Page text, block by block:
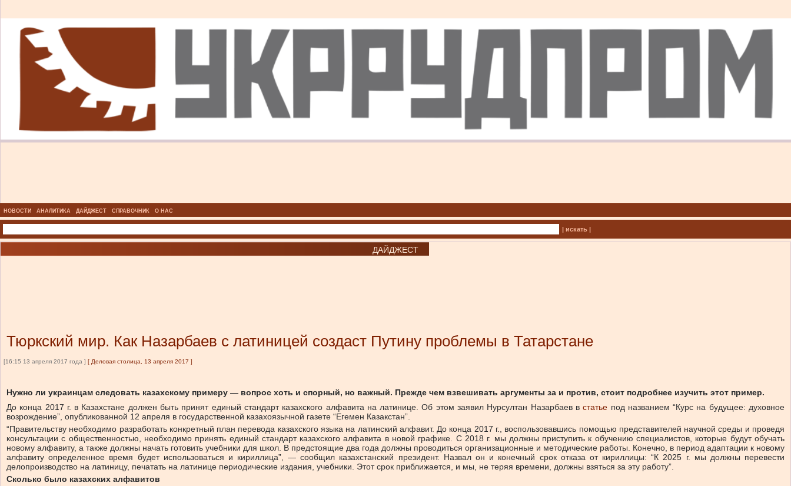
НОВОСТИ АНАЛИТИКА ДАЙДЖЕСТ СПРАВОЧНИК О НАС
| искать |
ДАЙДЖЕСТ
Тюркский мир. Как Назарбаев с латиницей создаст Путину проблемы в Татарстане
[16:15 13 апреля 2017 года ] [ Деловая столица, 13 апреля 2017 ]
Нужно ли украинцам следовать казахскому примеру — вопрос хоть и спорный, но важный. Прежде чем взвешивать аргументы за и против, стоит подробнее изучить этот пример.
До конца 2017 г. в Казахстане должен быть принят единый стандарт казахского алфавита на латинице. Об этом заявил Нурсултан Назарбаев встатье под названием “Курс на будущее: духовное
возрождение”, опубликованной 12 апреля в государственной казахоязычной газете “Егемен Казакстан”.
“Правительству необходимо разработать конкретный план перевода казахского языка на латинский алфавит. До конца 2017 г., воспользовавшись помощью представителей научной среды и проведя
консультации с общественностью, необходимо принять единый стандарт казахского алфавита в новой графике. С 2018 г. мы должны приступить к обучению специалистов, которые будут обучать
новому алфавиту, а также должны начать готовить учебники для школ. В предстоящие два года должны проводиться организационные и методические работы. Конечно, в период адаптации к новому
алфавиту определенное время будет использоваться и кириллица”, — сообщил казахстанский президент. Назвал он и конечный срок отказа от кириллицы: “К 2025 г. мы должны перевести
делопроизводство на латиницу, печатать на латинице периодические издания, учебники. Этот срок приближается, и мы, не теряя времени, должны взяться за эту работу”.
Сколько было казахских алфавитов